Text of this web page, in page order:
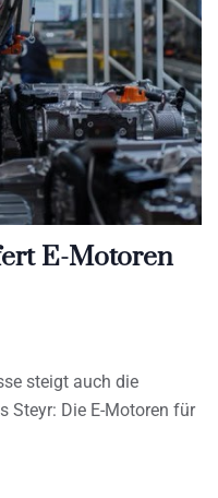
E-Motoren
steigt auch die
Steyr: Die E-Motoren für